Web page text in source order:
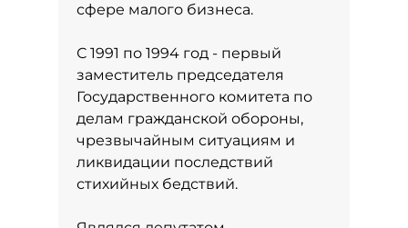
сфере малого бизнеса.
С 1991 по 1994 год - первый
заместитель председателя
Государственного комитета по
делам гражданской обороны,
чрезвычайным ситуациям и
ликвидации последствий
стихийных бедствий.